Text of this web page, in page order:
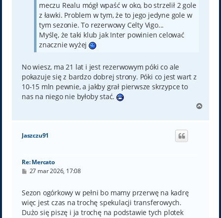
meczu Realu mógł wpaść w oko, bo strzelił 2 gole
z ławki. Problem w tym, że to jego jedyne gole w
tym sezonie. To rezerwowy Celty Vigo...
Myślę, że taki klub jak Inter powinien celować
znacznie wyżej
No wiesz, ma 21 lat i jest rezerwowym póki co ale
pokazuje się z bardzo dobrej strony. Póki co jest wart z
10-15 mln pewnie, a jakby grał pierwsze skrzypce to
nas na niego nie byłoby stać.
g
Jaszczu91
Re: Mercato
P
t
27 mar 2026, 17:08
Sezon ogórkowy w pełni bo mamy przerwę na kadrę
więc jest czas na trochę spekulacji transferowych.
Dużo się piszę i ja trochę na podstawie tych plotek